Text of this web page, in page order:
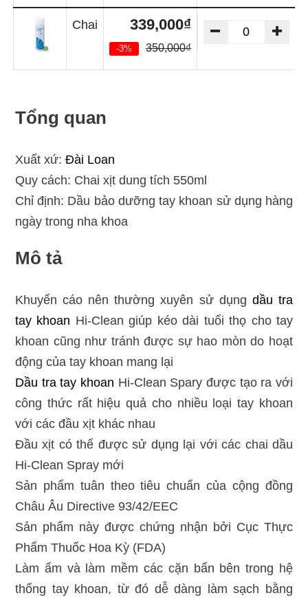
Chai 339,000₫
-3% 350,000₫
Tổng quan
Xuất xứ: Đài Loan
Quy cách: Chai xịt dung tích 550ml
Chỉ định: Dầu bảo dưỡng tay khoan sử dụng hàng
ngày trong nha khoa
Mô tả
Khuyến cáo nên thường xuyên sử dụng dầu tra
tay khoan Hi-Clean giúp kéo dài tuổi thọ cho tay
khoan cũng như tránh được sự hao mòn do hoạt
động của tay khoan mang lại
Dầu tra tay khoan Hi-Clean Spary được tạo ra với
công thức rất hiệu quả cho nhiều loại tay khoan
với các đầu xịt khác nhau
Đầu xịt có thể được sử dụng lại với các chai dầu
Hi-Clean Spray mới
Sản phẩm tuân theo tiêu chuẩn của cộng đồng
Châu Âu Directive 93/42/EEC
Sản phẩm này được chứng nhận bởi Cục Thực
Phẩm Thuốc Hoa Kỳ (FDA)
Làm ẩm và làm mềm các cặn bẩn bên trong hệ
thống tay khoan, từ đó dễ dàng làm sạch bằng